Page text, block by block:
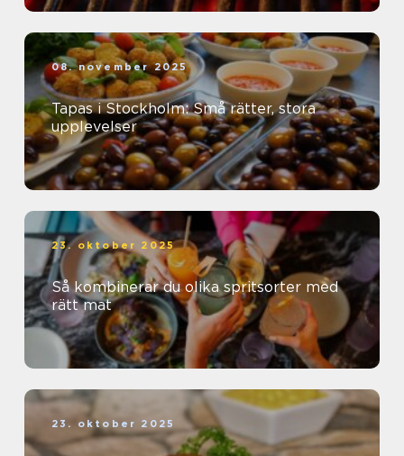
08. november 2025
Tapas i Stockholm: Små rätter, stora
upplevelser
23. oktober 2025
Så kombinerar du olika spritsorter med
rätt mat
23. oktober 2025